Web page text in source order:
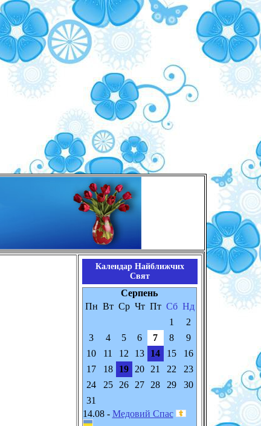
Календар Найближчих
Свят
Серпень
Пн Вт Ср Чт Пт Сб Нд
1
2
3
4 5 6 7 8
9
10
11 12 13 14 15
16
17
18 19 20 21 22
23
24
25 26 27 28 29
30
31
14.08 - Медовий Спас